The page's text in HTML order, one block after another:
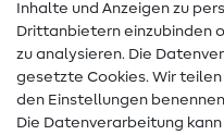
Kontakt
Infos zum Betreiberwechsel
Inhalte und Anzeigen zu
Drittanbietern einzubinden
zu analysieren. Die
gesetzte Cookies. Wir
den Einstellungen
Die Datenverarbeitung